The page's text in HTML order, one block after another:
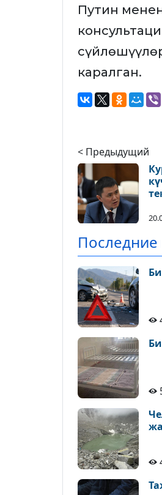
Путин
каралган.
< Предыдущий
Последние